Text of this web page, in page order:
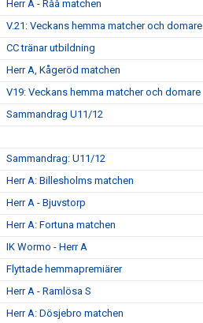
Herr A - Råå matchen
V.21: Veckans hemma matcher och domare
CC tränar utbildning
Herr A, Kågeröd matchen
V19: Veckans hemma matcher och domare
Sammandrag U11/12
Sammandrag: U11/12
Herr A: Billesholms matchen
Herr A - Bjuvstorp
Herr A: Fortuna matchen
IK Wormo - Herr A
Flyttade hemmapremiärer
Herr A - Ramlösa S
Herr A: Dösjebro matchen